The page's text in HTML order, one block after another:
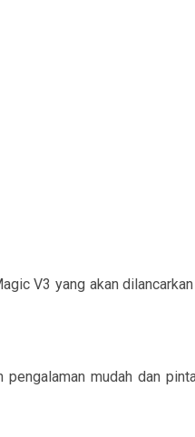
V3 yang akan
mudah dan